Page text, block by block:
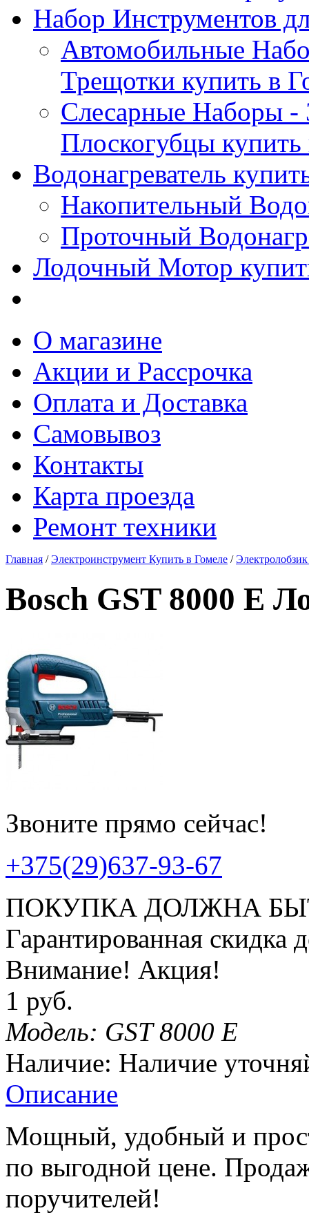
Набор Инструментов
Автомобильные
Трещотки купить в
Слесарные Наборы
Плоскогубцы купить
Водонагреватель
Накопительный
Проточный
Лодочный Мотор
О магазине
Акции и Рассрочка
Оплата и Доставка
Самовывоз
Контакты
Карта проезда
Ремонт техники
Главная /Электроинструмент Купить в Гомеле /
Bosch GST 8000 E
Звоните прямо сейчас!
+375(29)637-93-67
ПОКУПКА ДОЛЖНА
Гарантированная скидка
Внимание! Акция!
1 руб.
Модель: GST 8000 E
Наличие: Наличие
Описание
Мощный, удобный и
по выгодной цене.
поручителей!